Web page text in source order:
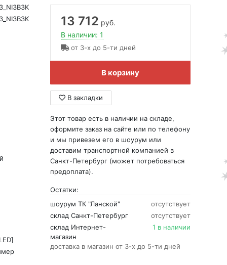
13 712 руб.
В наличии: 1
от 3-х до 5-ти дней
В корзину
В закладки
Этот товар есть в наличии на складе,
оформите заказ на сайте или по телефону
и мы привезем его в шоурум или
доставим транспортной компанией в
Санкт-Петербург (может потребоваться
предоплата).
Остатки:
шоурум ТК "Ланской"
отсутствует
склад Санкт-Петербург
отсутствует
склад Интернет-
магазин
1 в наличии
доставка в магазин от 3-х до 5-ти дней